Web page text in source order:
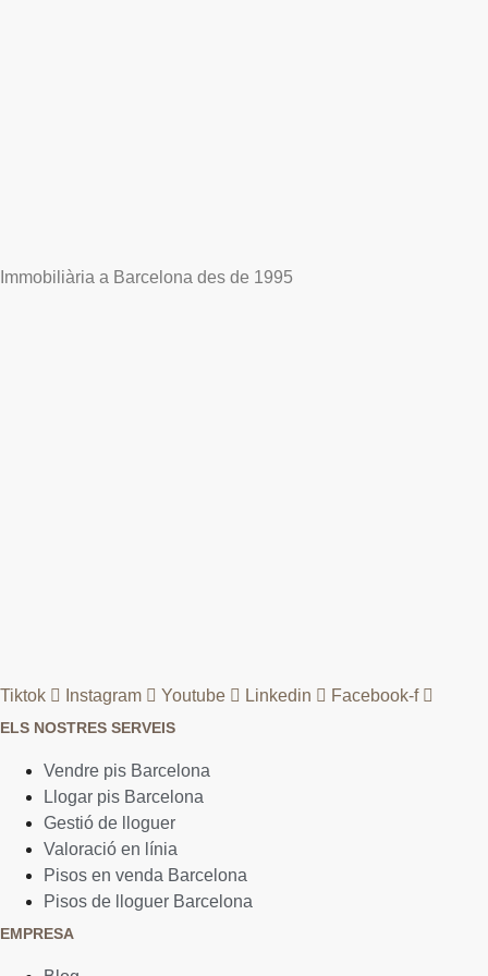
Immobiliària a Barcelona des de 1995
Tiktok Instagram Youtube Linkedin Facebook-f
ELS NOSTRES SERVEIS
Vendre pis Barcelona
Llogar pis Barcelona
Gestió de lloguer
Valoració en línia
Pisos en venda Barcelona
Pisos de lloguer Barcelona
EMPRESA